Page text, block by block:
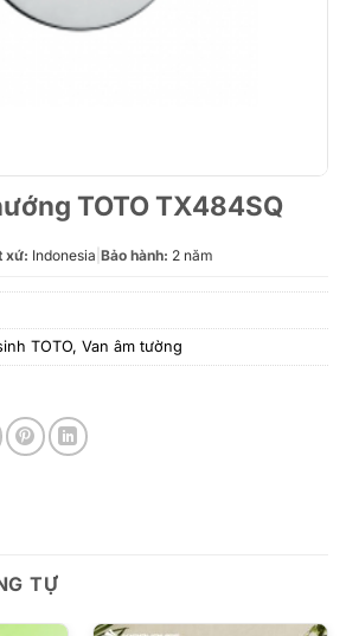
TOTO TX484SQ
xứ: Indonesia Bảo hành: 2 năm
TOTO, Van âm tường
TỰ